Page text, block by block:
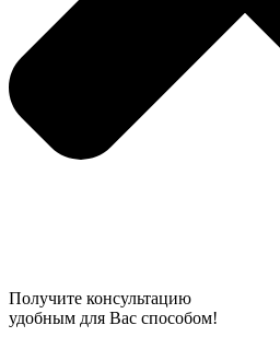
Получите консультацию
удобным для Вас способом!